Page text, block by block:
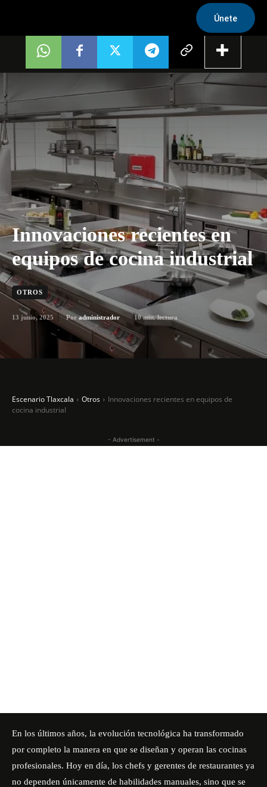
Únete
Innovaciones recientes en
equipos de cocina industrial
OTROS
13 junio, 2025 Por administrador 10min. lectura
Escenario Tlaxcala Otros
Innovaciones recientes en equipos de
cocina industrial
- Advertisement -
En los últimos años, la evolución tecnológica ha transformado
por completo la manera en que se diseñan y operan las cocinas
profesionales. Hoy en día, los chefs y gerentes de restaurantes ya
no dependen únicamente de habilidades manuales, sino que se